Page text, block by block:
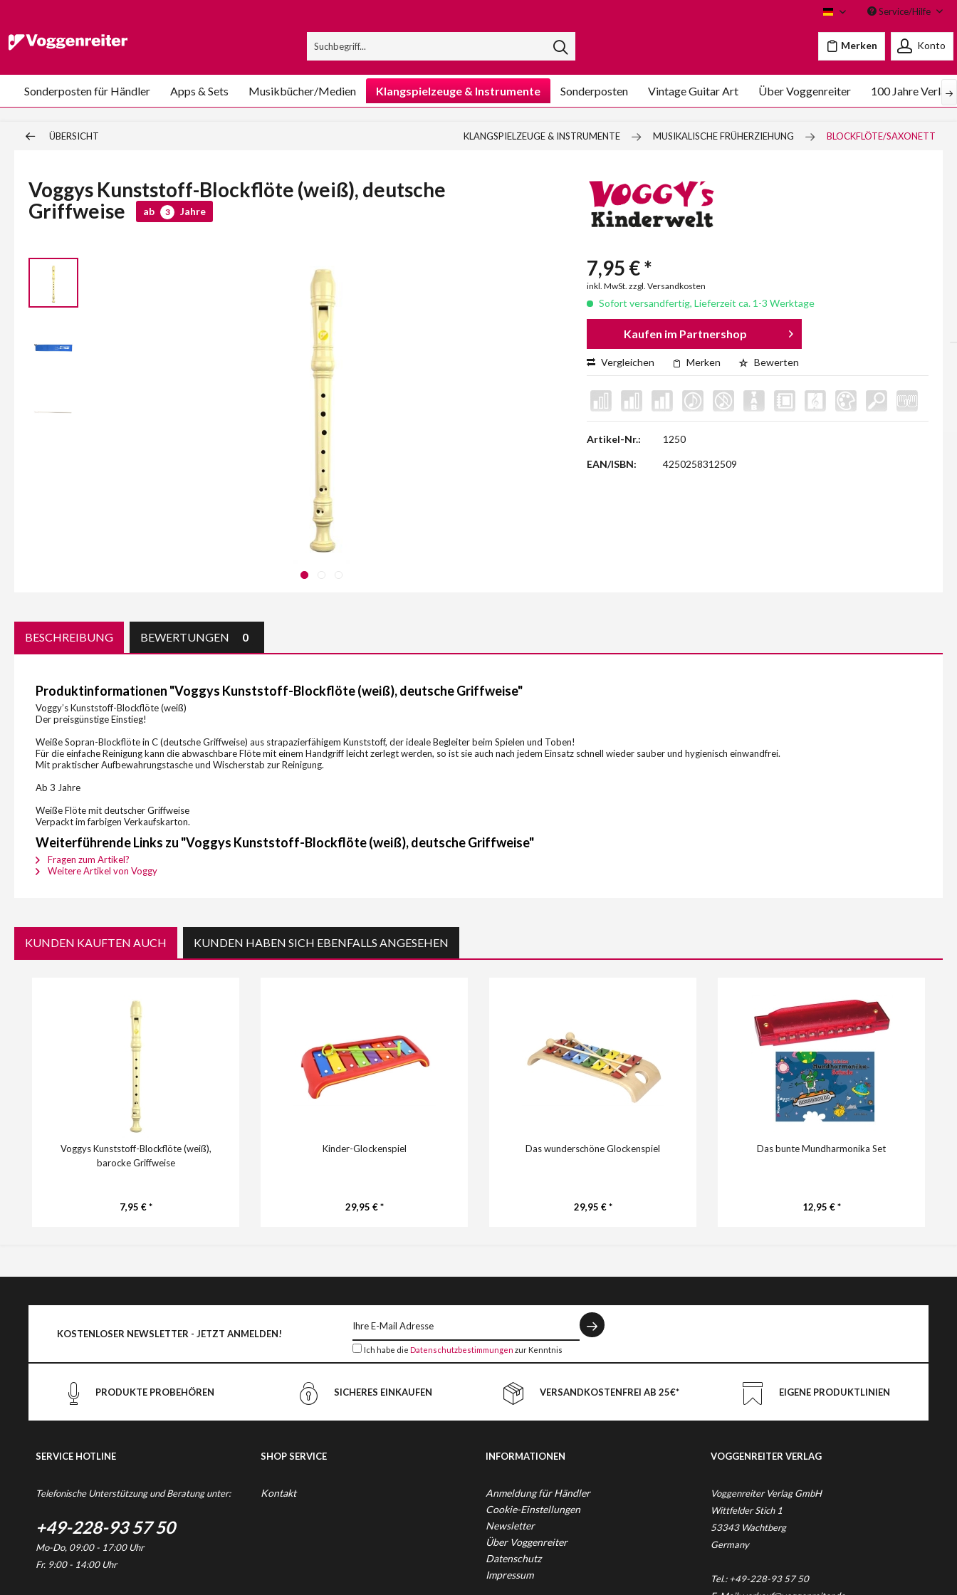
VoggenreiterService/Hilfe
Merken Konto
Sonderposten für Händler Apps & Sets Musikbücher/Medien Klangspielzeuge & Instrumente Sonderposten Vintage Guitar Art Über Voggenreiter 100 Jahre
ÜBERSICHT KLANGSPIELZEUGE & INSTRUMENTE MUSIKALISCHE FRÜHERZIEHUNG BLOCKFLÖTE/SAXONETT
Voggys Kunststoff-Blockflöte (weiß), deutsche
Griffweise
ab 3 Jahre
7,95 € *
inkl. MwSt. zzgl. Versandkosten
Sofort versandfertig, Lieferzeit ca. 1-3 Werktage
Kaufen im Partnershop
Vergleichen Merken Bewerten
Artikel-Nr.: 1250
EAN/ISBN: 4250258312509
BESCHREIBUNG BEWERTUNGEN 0
Produktinformationen "Voggys Kunststoff-Blockflöte (weiß), deutsche Griffweise"
Voggy’s Kunststoff-Blockflöte (weiß)
Der preisgünstige Einstieg!
Weiße Sopran-Blockflöte in C (deutsche Griffweise) aus strapazierfähigem Kunststoff, der ideale Begleiter beim Spielen und Toben!
Für die einfache Reinigung kann die abwaschbare Flöte mit einem Handgriff leicht zerlegt werden, so ist sie auch nach jedem Einsatz schnell wieder sauber und hygienisch einwandfrei.
Mit praktischer Aufbewahrungstasche und Wischerstab zur Reinigung.
Ab 3 Jahre
Weiße Flöte mit deutscher Griffweise
Verpackt im farbigen Verkaufskarton.
Weiterführende Links zu "Voggys Kunststoff-Blockflöte (weiß), deutsche Griffweise"
Fragen zum Artikel?
Weitere Artikel von Voggy
KUNDEN KAUFTEN AUCH KUNDEN HABEN SICH EBENFALLS ANGESEHEN
Voggys Kunststoff-Blockflöte (weiß),
barocke Griffweise
7,95 € *
Kinder-Glockenspiel
29,95 € *
Das wunderschöne Glockenspiel
29,95 € *
Das bunte Mundharmonika Set
12,95 € *
KOSTENLOSER NEWSLETTER - JETZT ANMELDEN!
Ich habe die Datenschutzbestimmungen zur Kenntnis
PRODUKTE PROBEHÖREN SICHERES EINKAUFEN VERSANDKOSTENFREI AB 25€* EIGENE PRODUKTLINIEN
SERVICE HOTLINE
Telefonische Unterstützung und Beratung unter:
+49-228-93 57 50
Mo-Do, 09:00 - 17:00 Uhr
Fr. 9:00 - 14:00 Uhr
SHOP SERVICE
Kontakt
INFORMATIONEN
Anmeldung für Händler
Cookie-Einstellungen
Newsletter
Über Voggenreiter
Datenschutz
Impressum
VOGGENREITER VERLAG
Voggenreiter Verlag GmbH
Wittfelder Stich 1
53343 Wachtberg
Germany
Tel.: +49-228-93 57 50